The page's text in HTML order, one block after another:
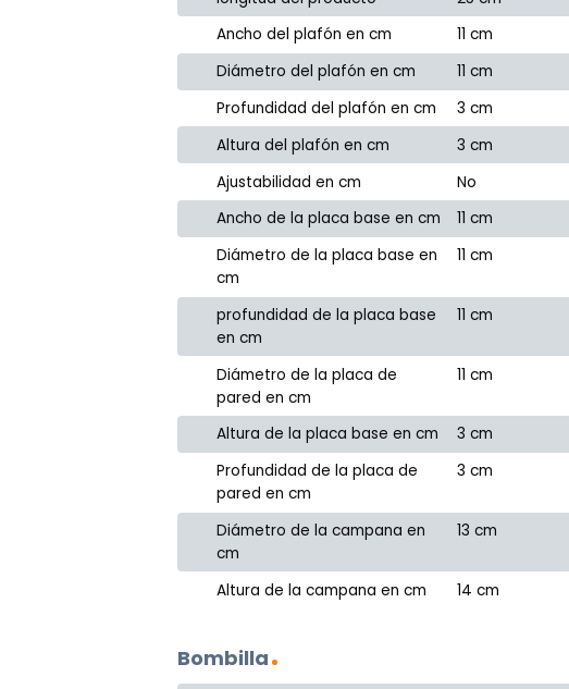
Ancho del plafón en cm
11 cm
Diámetro del plafón en cm
11 cm
Profundidad del plafón en cm
3 cm
Altura del plafón en cm
3 cm
Ajustabilidad en cm
No
Ancho de la placa base en cm
11 cm
Diámetro de la placa base en
cm
11 cm
profundidad de la placa base
en cm
11 cm
Diámetro de la placa de
pared en cm
11 cm
Altura de la placa base en cm
3 cm
Profundidad de la placa de
pared en cm
3 cm
Diámetro de la campana en
cm
13 cm
Altura de la campana en cm 14 cm
Bombilla